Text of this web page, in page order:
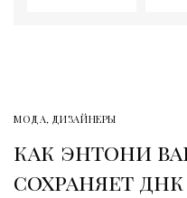
МОДА, ДИЗАЙНЕРЫ
как энтони
сохраняет